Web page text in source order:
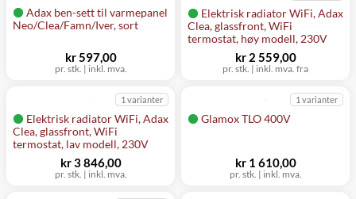
Adax ben-sett til varmepanel
Neo/Clea/Famn/Iver, sort
pr. stk. | inkl. mva.
kr 597,00
Elektrisk radiator WiFi, Adax
Clea, glassfront, WiFi
termostat, høy modell, 230V
pr. stk. | inkl. mva. fra
kr 2 559,00
Elektrisk radiator WiFi, Adax
Clea, glassfront, WiFi
termostat, lav modell, 230V
1 varianter
pr. stk. | inkl. mva.
kr 3 846,00
Glamox TLO 400V
1 varianter
pr. stk. | inkl. mva.
kr 1 610,00